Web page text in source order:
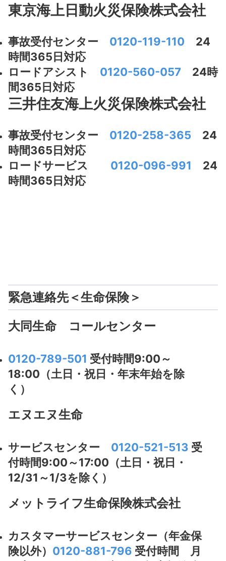
東京海上日動火災保険株式会社
事故受付センター 0120-119-110 24
時間365日対応
ロードアシスト 0120-560-057 24時
間365日対応
三井住友海上火災保険株式会社
事故受付センター 0120-258-365 24
時間365日対応
ロードサービス 0120-096-991 24
時間365日対応
緊急連絡先＜生命保険＞
大同生命 コールセンター
0120-789-501 受付時間9:00～
18:00（土日・祝日・年末年始を除
く）
エヌエヌ生命
サービスセンター 0120-521-513 受
付時間9:00～17:00（土日・祝日・
12/31～1/3を除く）
メットライフ生命保険株式会社
カスタマーサービスセンター（年金保
険以外） 0120-881-796 受付時間 月